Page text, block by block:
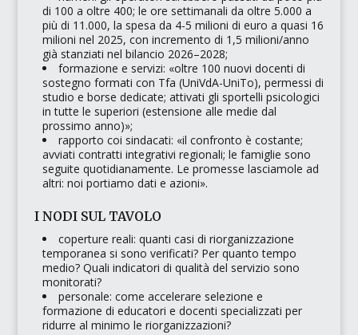
di 100 a oltre 400; le ore settimanali da oltre 5.000 a
più di 11.000, la spesa da 4-5 milioni di euro a quasi 16
milioni nel 2025, con incremento di 1,5 milioni/anno
già stanziati nel bilancio 2026–2028;
formazione e servizi: «oltre 100 nuovi docenti di
sostegno formati con Tfa (UniVdA-UniTo), permessi di
studio e borse dedicate; attivati gli sportelli psicologici
in tutte le superiori (estensione alle medie dal
prossimo anno)»;
rapporto coi sindacati: «il confronto è costante;
avviati contratti integrativi regionali; le famiglie sono
seguite quotidianamente. Le promesse lasciamole ad
altri: noi portiamo dati e azioni».
I NODI SUL TAVOLO
coperture reali: quanti casi di riorganizzazione
temporanea si sono verificati? Per quanto tempo
medio? Quali indicatori di qualità del servizio sono
monitorati?
personale: come accelerare selezione e
formazione di educatori e docenti specializzati per
ridurre al minimo le riorganizzazioni?